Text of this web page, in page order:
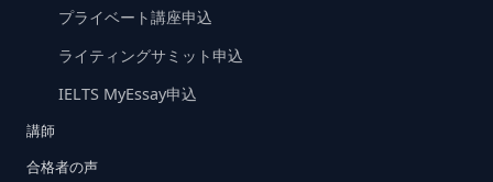
プライベート講座申込
ライティングサミット申込
IELTS MyEssay申込
講師
合格者の声